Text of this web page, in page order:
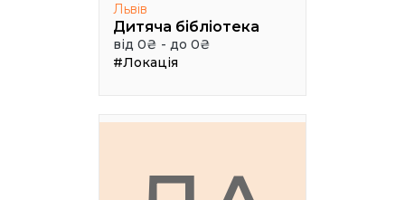
Львів
Дитяча бібліотека
від 0₴ - до 0₴
#Локація